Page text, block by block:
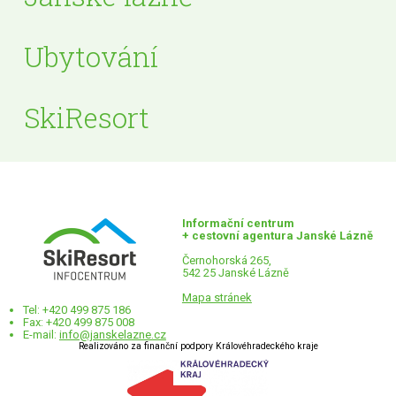
Ubytování
SkiResort
Informační centrum
+ cestovní agentura Janské Lázně
Černohorská 265,
542 25 Janské Lázně
Mapa stránek
Tel: +420 499 875 186
Fax: +420 499 875 008
E-mail: info@janskelazne.cz
Realizováno za finanční podpory Královéhradeckého kraje